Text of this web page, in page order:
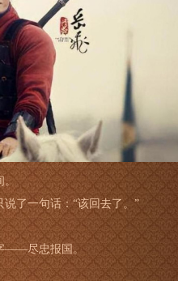
。
了一句话：“该回去了。”
——尽忠报国。